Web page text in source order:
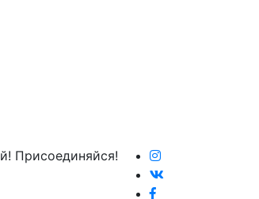
Присоединяйся!